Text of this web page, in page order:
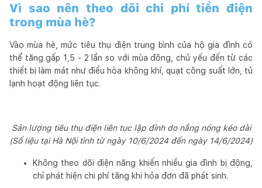
Vì sao nên theo dõi chi phí tiền điện
trong mùa hè?
Vào mùa hè, mức tiêu thụ điện trung bình của hộ gia đình có
thể tăng gấp 1,5 - 2 lần so với mùa đông, chủ yếu đến từ các
thiết bị làm mát như điều hòa không khí, quạt công suất lớn, tủ
lạnh hoạt động liên tục.
Sản lượng tiêu thụ điện liên tục lập đỉnh do nắng nóng kéo dài
(Số liệu tại Hà Nội tình từ ngày 10/6/2024 đến ngày 14/6/2024)
Không theo dõi điện năng khiến nhiều gia đình bị động,
chỉ phát hiện chi phí tăng khi hóa đơn đã phát sinh.